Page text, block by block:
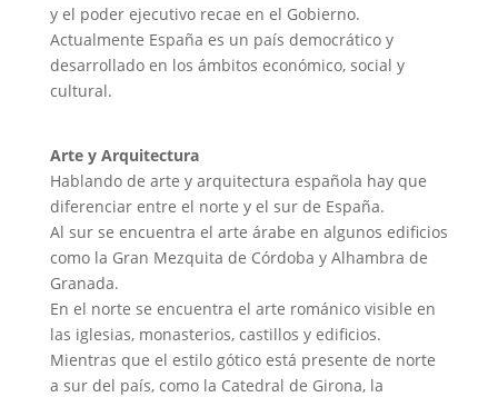
y el poder ejecutivo recae en el Gobierno.
Actualmente España es un país democrático y
desarrollado en los ámbitos económico, social y
cultural.
Arte y Arquitectura
Hablando de arte y arquitectura española hay que
diferenciar entre el norte y el sur de España.
Al sur se encuentra el arte árabe en algunos edificios
como la Gran Mezquita de Córdoba y Alhambra de
Granada.
En el norte se encuentra el arte románico visible en
las iglesias, monasterios, castillos y edificios.
Mientras que el estilo gótico está presente de norte
a sur del país, como la Catedral de Girona, la